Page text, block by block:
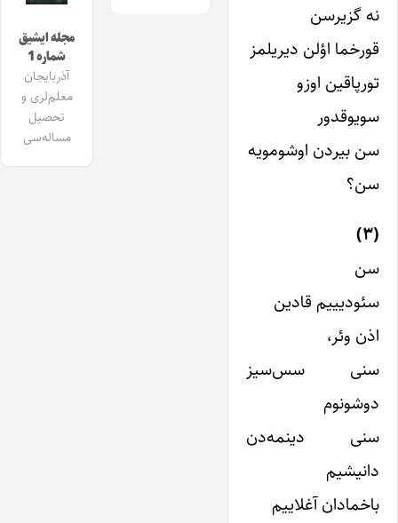
نه گزیرسن
قورخما اؤلن دیریلمز
تورپاقین اوزو
سویوقدور
سن بیردن اوشومویه
سن؟
(۳)
سن
سئودیییم قادین
اذن وئر،
سنی سس‌سیز
دوشونوم
سنی دینمه‌دن
دانیشیم
باخمادان آغلاییم
مجله ایشیق
شماره 1
آذربایجان
معلم‌لری و
تحصیل
مساله‌سی